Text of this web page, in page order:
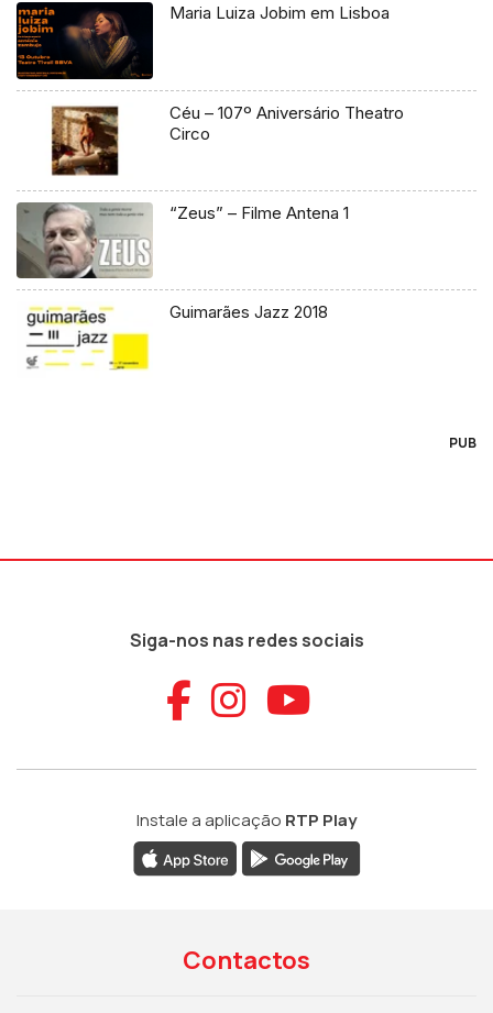
Maria Luiza Jobim em Lisboa
Céu – 107º Aniversário Theatro
Circo
“Zeus” – Filme Antena 1
Guimarães Jazz 2018
PUB
Siga-nos nas redes sociais
Aceder ao
Aceder ao
Aceder
Instale a aplicação RTP Play
Contactos